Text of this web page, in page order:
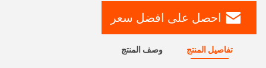
احصل على افضل سعر
تفاصيل المنتج وصف المنتج